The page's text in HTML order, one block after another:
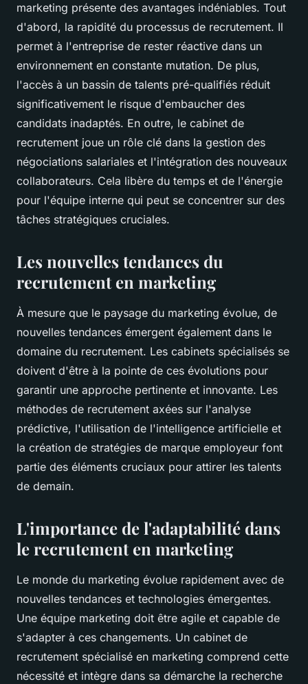
marketing présente des avantages indéniables. Tout
d'abord, la rapidité du processus de recrutement. Il
permet à l'entreprise de rester réactive dans un
environnement en constante mutation. De plus,
l'accès à un bassin de talents pré-qualifiés réduit
significativement le risque d'embaucher des
candidats inadaptés. En outre, le cabinet de
recrutement joue un rôle clé dans la gestion des
négociations salariales et l'intégration des nouveaux
collaborateurs. Cela libère du temps et de l'énergie
pour l'équipe interne qui peut se concentrer sur des
tâches stratégiques cruciales.
Les nouvelles tendances du
recrutement en marketing
À mesure que le paysage du marketing évolue, de
nouvelles tendances émergent également dans le
domaine du recrutement. Les cabinets spécialisés se
doivent d'être à la pointe de ces évolutions pour
garantir une approche pertinente et innovante. Les
méthodes de recrutement axées sur l'analyse
prédictive, l'utilisation de l'intelligence artificielle et
la création de stratégies de marque employeur font
partie des éléments cruciaux pour attirer les talents
de demain.
L'importance de l'adaptabilité dans
le recrutement en marketing
Le monde du marketing évolue rapidement avec de
nouvelles tendances et technologies émergentes.
Une équipe marketing doit être agile et capable de
s'adapter à ces changements. Un cabinet de
recrutement spécialisé en marketing comprend cette
nécessité et intègre dans sa démarche la recherche